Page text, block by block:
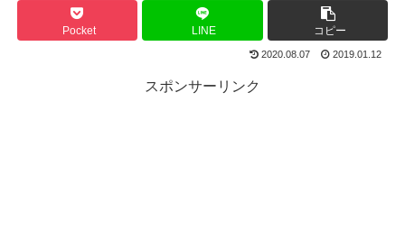
Pocket LINE コピー
2020.08.07 2019.01.12
スポンサーリンク